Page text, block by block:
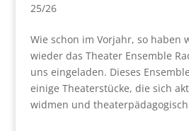
25/26
Wie schon im Vorjahr, so haben
wieder das Theater Ensemble
uns eingeladen. Dieses
einige Theaterstücke, die sich
widmen und